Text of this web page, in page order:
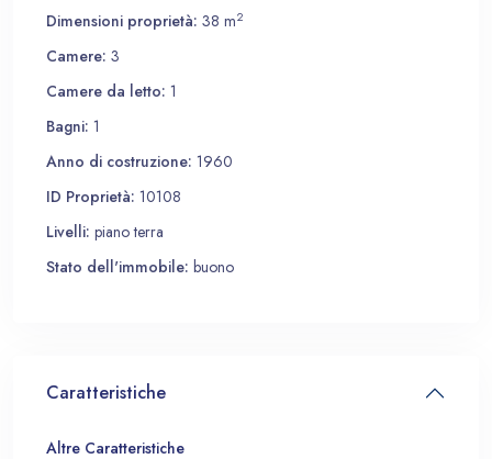
Dimensioni proprietà: 38 m2
Camere: 3
Camere da letto: 1
Bagni: 1
Anno di costruzione: 1960
ID Proprietà: 10108
Livelli: piano terra
Stato dell'immobile: buono
Caratteristiche
Altre Caratteristiche